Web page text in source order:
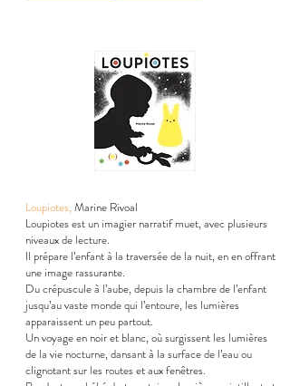
Loupiotes,Marine Rivoal
Loupiotes est un imagier narratif muet, avec plusieurs
niveaux de lecture.
Il prépare l’enfant à la traversée de la nuit, en en offrant
une image rassurante.
Du crépuscule à l’aube, depuis la chambre de l’enfant
jusqu’au vaste monde qui l’entoure, les lumières
apparaissent un peu partout.
Un voyage en noir et blanc, où surgissent les lumières
de la vie nocturne, dansant à la surface de l’eau ou
clignotant sur les routes et aux fenêtres.